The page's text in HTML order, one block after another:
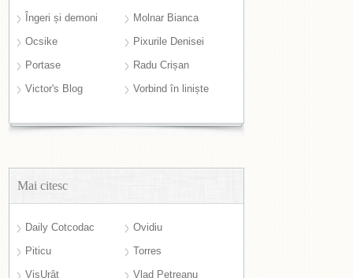
Îngeri și demoni
Molnar Bianca
Ocsike
Pixurile Denisei
Portase
Radu Crișan
Victor's Blog
Vorbind în liniște
Mai citesc
Daily Cotcodac
Ovidiu
Piticu
Torres
VisUrât
Vlad Petreanu